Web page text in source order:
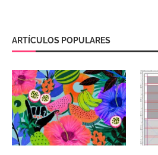
ARTÍCULOS POPULARES